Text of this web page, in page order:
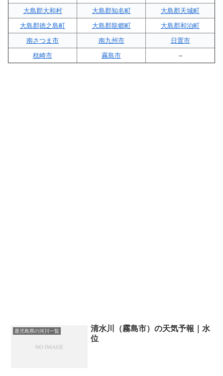
大島郡大和村
大島郡知名町
大島郡天城町
大島郡徳之島町
大島郡龍郷町
大島郡和泊町
南さつま市
南九州市
日置市
枕崎市
霧島市 –
鹿児島県の河川一覧
清水川（霧島市）の天気予報｜水
位